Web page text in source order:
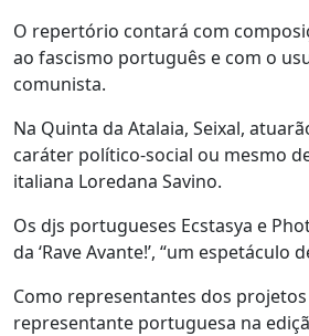
O repertório contará com
ao fascismo português e com o
comunista.
Na Quinta da Atalaia, Seixal,
caráter político-social ou mesmo
italiana Loredana Savino.
Os djs portugueses Ecstasya e
da ‘Rave Avante!’, “um
Como representantes dos
representante portuguesa na